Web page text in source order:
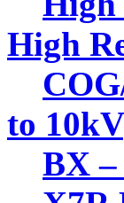
High
to
BX